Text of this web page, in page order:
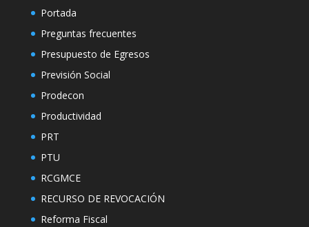
Portada
Preguntas frecuentes
Presupuesto de Egresos
Previsión Social
Prodecon
Productividad
PRT
PTU
RCGMCE
RECURSO DE REVOCACIÓN
Reforma Fiscal